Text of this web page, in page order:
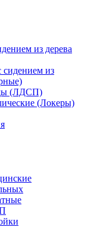
из дерева
сидением из
(ЛДСП)
(Локеры)